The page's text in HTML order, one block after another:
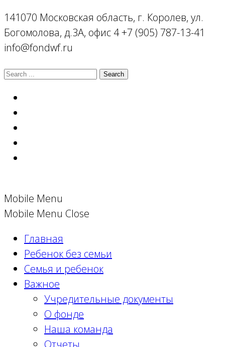
141070 Московская область, г. Королев, ул.
Богомолова, д.3А, офис 4+7 (905) 787-13-41
info@fondwf.ru
Mobile Menu
Mobile Menu Close
Главная
Ребенок без семьи
Семья и ребенок
Важное
Учредительные документы
О фонде
Наша команда
Отчеты